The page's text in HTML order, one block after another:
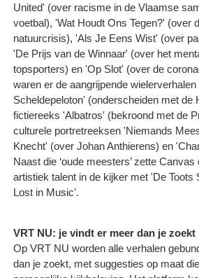
United' (over racisme in de Vlaamse
voetbal), 'Wat Houdt Ons Tegen?' (over
natuurcrisis), 'Als Je Eens Wist' (over
'De Prijs van de Winnaar' (over het
topsporters) en 'Op Slot' (over de
waren er de aangrijpende wielerverhalen
Scheldepeloton' (onderscheiden met de
fictiereeks 'Albatros' (bekroond met de
culturele portretreeksen 'Niemands
Knecht' (over Johan Anthierens) en
Naast die ‘oude meesters’ zette
artistiek talent in de kijker met 'De Toots
Lost in Music'.
VRT NU: je vindt er meer dan je zoekt
Op VRT NU worden alle verhalen
dan je zoekt, met suggesties op maat